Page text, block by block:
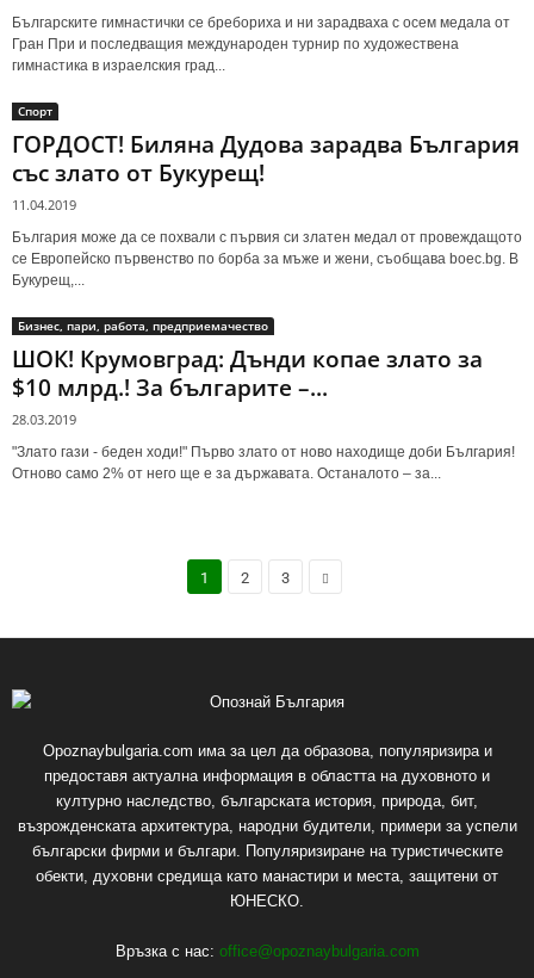
Българските гимнастички се бребориха и ни зарадваха с осем медала от
Гран При и последващия международен турнир по художествена
гимнастика в израелския град...
Спорт
ГОРДОСТ! Биляна Дудова зарадва България
със злато от Букурещ!
11.04.2019
България може да се похвали с първия си златен медал от провеждащото
се Европейско първенство по борба за мъже и жени, съобщава boec.bg. В
Букурещ,...
Бизнес, пари, работа, предприемачество
ШОК! Крумовград: Дънди копае злато за
$10 млрд.! За българите –...
28.03.2019
"Злато гази - беден ходи!" Първо злато от ново находище доби България!
Отново само 2% от него ще е за държавата. Останалото – за...
1 2 3
Opoznaybulgaria.com има за цел да образова, популяризира и
предоставя актуална информация в областта на духовното и
културно наследство, българската история, природа, бит,
възрожденската архитектура, народни будители, примери за успели
български фирми и българи. Популяризиране на туристическите
обекти, духовни средища като манастири и места, защитени от
ЮНЕСКО.
Връзка с нас: office@opoznaybulgaria.com